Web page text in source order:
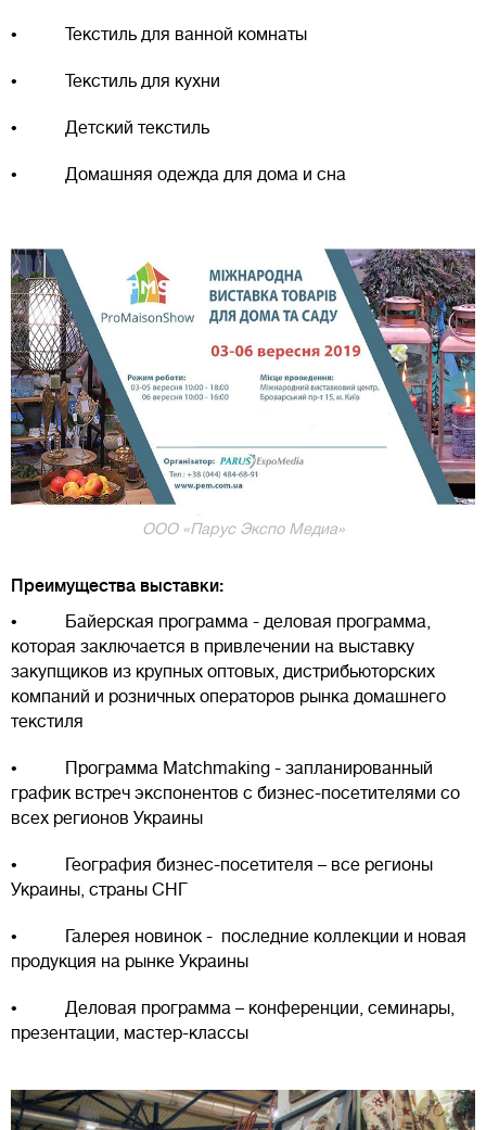
• Текстиль для ванной комнаты
• Текстиль для кухни
• Детский текстиль
• Домашняя одежда для дома и сна
ООО «Парус Экспо Медиа»
Преимущества выставки:
• Байерская программа - деловая программа,
которая заключается в привлечении на выставку
закупщиков из крупных оптовых, дистрибьюторских
компаний и розничных операторов рынка домашнего
текстиля
• Программа Matchmaking - запланированный
график встреч экспонентов с бизнес-посетителями со
всех регионов Украины
• География бизнес-посетителя – все регионы
Украины, страны СНГ
• Галерея новинок - последние коллекции и новая
продукция на рынке Украины
• Деловая программа – конференции, семинары,
презентации, мастер-классы